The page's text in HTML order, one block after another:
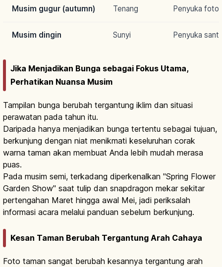
Musim gugur (autumn) Tenang Penyuka foto
Musim dingin Sunyi Penyuka
Jika Menjadikan Bunga sebagai Fokus Utama,
Perhatikan Nuansa Musim
Tampilan bunga berubah tergantung iklim dan situasi
perawatan pada tahun itu.
Daripada hanya menjadikan bunga tertentu sebagai tujuan,
berkunjung dengan niat menikmati keseluruhan corak
warna taman akan membuat Anda lebih mudah merasa
puas.
Pada musim semi, terkadang diperkenalkan "Spring Flower
Garden Show" saat tulip dan snapdragon mekar sekitar
pertengahan Maret hingga awal Mei, jadi periksalah
informasi acara melalui panduan sebelum berkunjung.
Kesan Taman Berubah Tergantung Arah Cahaya
Foto taman sangat berubah kesannya tergantung arah